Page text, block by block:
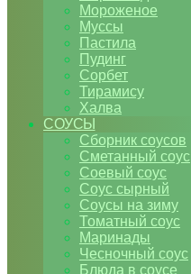
Мороженое
Муссы
Пастила
Пудинг
Сорбет
Тирамису
Халва
СОУСЫ
Сборник соусов
Сметанный соус
Соевый соус
Соус сырный
Соусы на зиму
Томатный соус
Маринады
Чесночный соус
Блюда в соусе